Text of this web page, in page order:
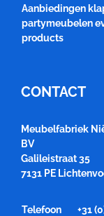
Aanbiedingen
partymeubelen
products
CONTACT
Meubelfabriek
BV
Galileistraat 35
7131 PE
Telefoon
+31